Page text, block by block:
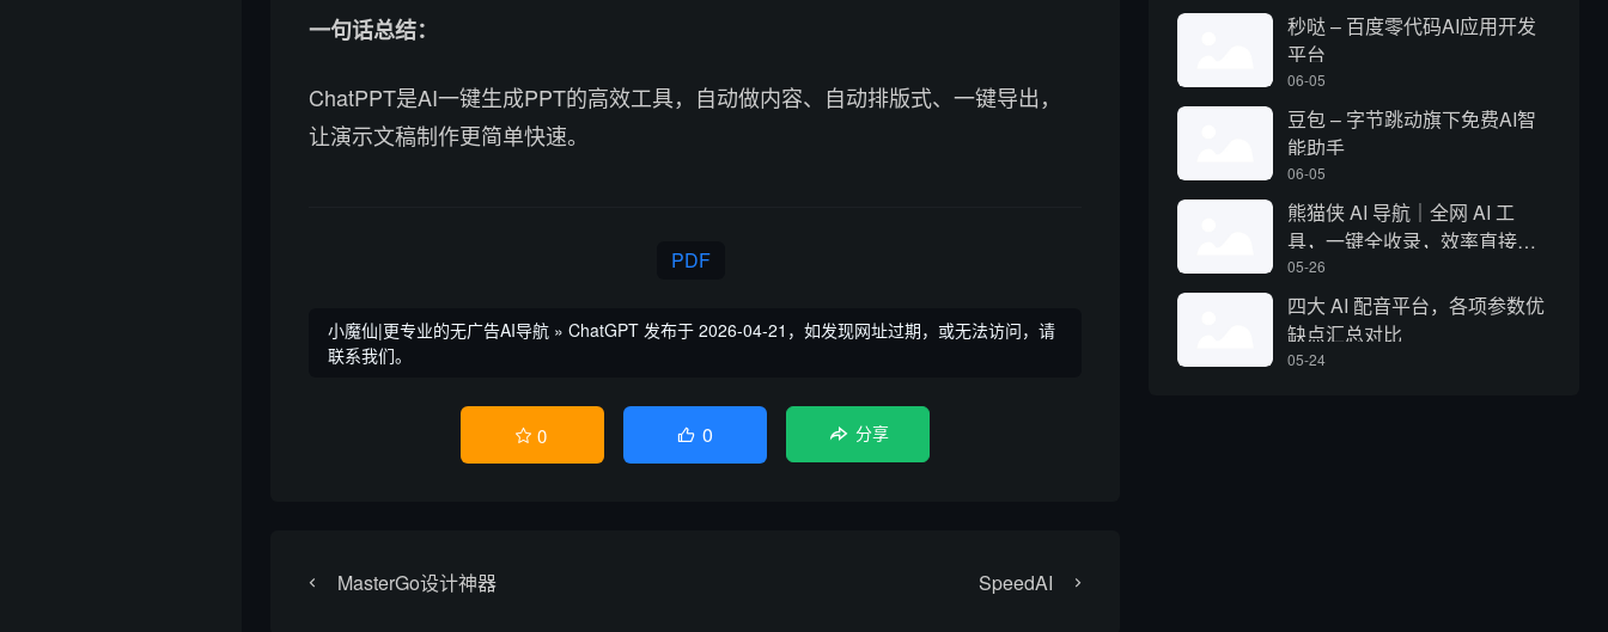
一句话总结：
ChatPPT是AI一键生成PPT的高效工具，自动做内容、自动排版式、一键导出，
让演示文稿制作更简单快速。
PDF
小魔仙|更专业的无广告AI导航 » ChatGPT 发布于 2026-04-21，如发现网址过期，或无法访问，请
联系我们。
 0  0 分享
MasterGo设计神器 SpeedAI
秒哒 – 百度零代码AI应用开发
平台
06-05
豆包 – 字节跳动旗下免费AI智
能助手
06-05
熊猫侠 AI 导航｜全网 AI 工
具，一键全收录，效率直接拉
满
05-26
四大 AI 配音平台，各项参数优
缺点汇总对比
05-24